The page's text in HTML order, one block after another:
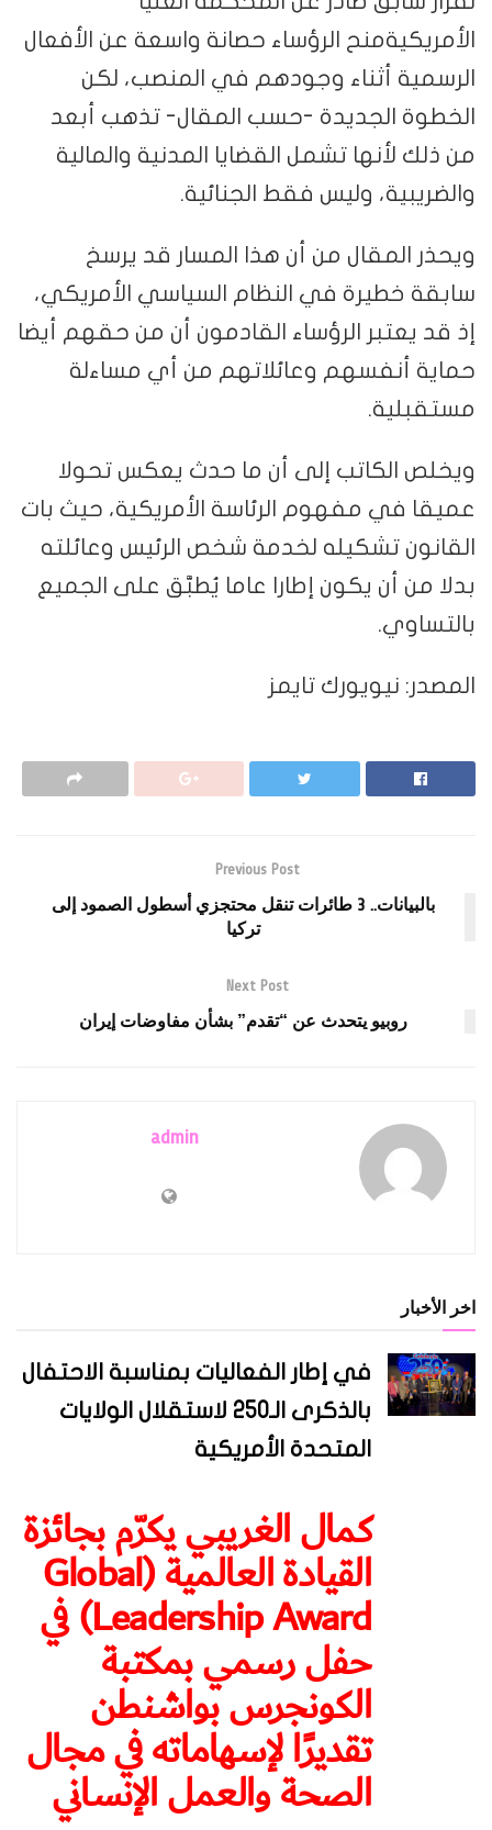
الأمريكيةمنح الرؤساء حصانة واسعة عن الأفعال
الرسمية أثناء وجودهم في المنصب، لكن
الخطوة الجديدة -حسب المقال- تذهب أبعد
من ذلك لأنها تشمل القضايا المدنية والمالية
والضريبية، وليس فقط الجنائية.
ويحذر المقال من أن هذا المسار قد يرسخ
سابقة خطيرة في النظام السياسي الأمريكي،
إذ قد يعتبر الرؤساء القادمون أن من حقهم أيضا
حماية أنفسهم وعائلاتهم من أي مساءلة
مستقبلية.
ويخلص الكاتب إلى أن ما حدث يعكس تحولا
عميقا في مفهوم الرئاسة الأمريكية، حيث بات
القانون تشكيله لخدمة شخص الرئيس وعائلته
بدلا من أن يكون إطارا عاما يُطبَّق على الجميع
بالتساوي.
المصدر: نيويورك تايمز
Previous Post
بالبيانات.. 3 طائرات تنقل محتجزي أسطول الصمود إلى
تركيا
Next Post
روبيو يتحدث عن “تقدم” بشأن مفاوضات إيران
admin
اخر الأخبار
في إطار الفعاليات بمناسبة الاحتفال
بالذكرى الـ250 لاستقلال الولايات
المتحدة الأمريكية
كمال الغريبي يكرّم بجائزة
القيادة العالمية (Global
Leadership Award) في
حفل رسمي بمكتبة
الكونجرس بواشنطن
تقديرًا لإسهاماته في مجال
الصحة والعمل الإنساني